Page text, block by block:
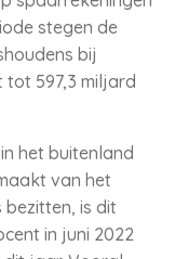
stegen de
bij
tot 597,3 miljard
het buitenland
van het
is dit
in juni 2022